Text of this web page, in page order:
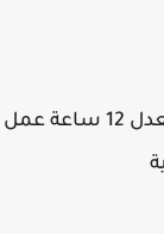
بمعدل 12 ساعة عمل